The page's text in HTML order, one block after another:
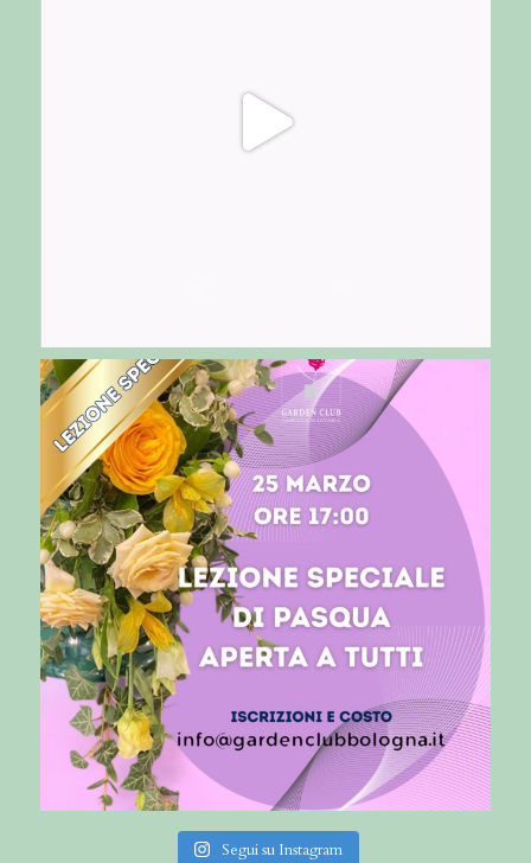
Segui su Instagram